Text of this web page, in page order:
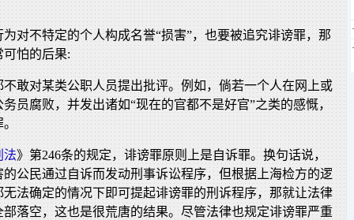
对不特定的个人构成名誉“损害”，也要被追究诽谤罪，那
怕的后果:
敢对某类公职人员提出批评。例如，倘若一个人在网上或
员腐败，并发出诸如“现在的官都不是好官”之类的感慨，
。
法》第246条的规定，诽谤罪原则上是自诉罪。换句话说，
公民通过自诉而发动刑事诉讼程序，但根据上海检方的逻
法确定的情况下即可提起诽谤罪的刑诉程序，那就让法律
落空，这也是很荒唐的结果。尽管法律也规定诽谤罪严重
·
·